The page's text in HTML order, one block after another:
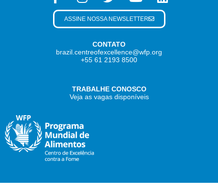
CONTATO
brazil.centreofexcellence@wfp.org
+55 61 2193 8500
TRABALHE CONOSCO
Veja as vagas disponíveis
ASSINE NOSSA NEWSLETTER